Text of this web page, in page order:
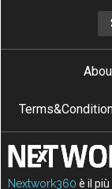
Nextwork360 è il